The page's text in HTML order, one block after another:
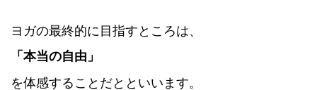
ヨガの最終的に目指すところは、
「本当の自由」
を体感することだとといいます。